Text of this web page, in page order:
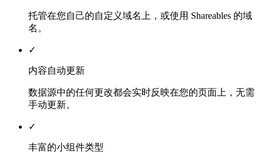
托管在您自己的自定义域名上，或使用 Shareables 的域
名。
✓
内容自动更新
数据源中的任何更改都会实时反映在您的页面上，无需
手动更新。
✓
丰富的小组件类型